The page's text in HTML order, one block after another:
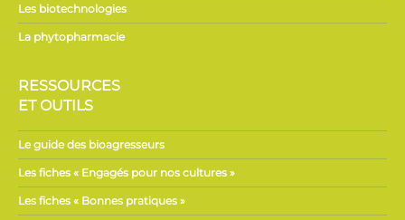
Les biotechnologies
La phytopharmacie
RESSOURCES
ET OUTILS
Le guide des bioagresseurs
Les fiches « Engagés pour nos cultures »
Les fiches « Bonnes pratiques »